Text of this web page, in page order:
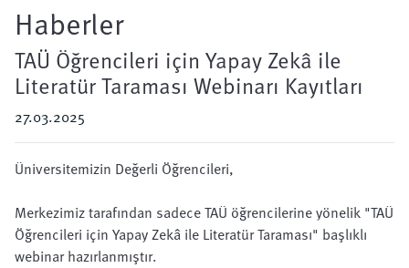
Haberler
TAÜ Öğrencileri için Yapay Zekâ ile
Literatür Taraması Webinarı Kayıtları
27.03.2025
Üniversitemizin Değerli Öğrencileri,
Merkezimiz tarafından sadece TAÜ öğrencilerine yönelik "TAÜ
Öğrencileri için Yapay Zekâ ile Literatür Taraması" başlıklı
webinar hazırlanmıştır.